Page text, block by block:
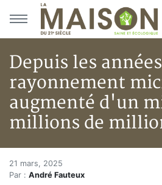
Aller au menu principal
Aller au contenu principal
Depuis les
rayonnement
augmenté d'un
millions de
Accueil
Articles
Depuis les
21 mars, 2025
Par : André Fauteux